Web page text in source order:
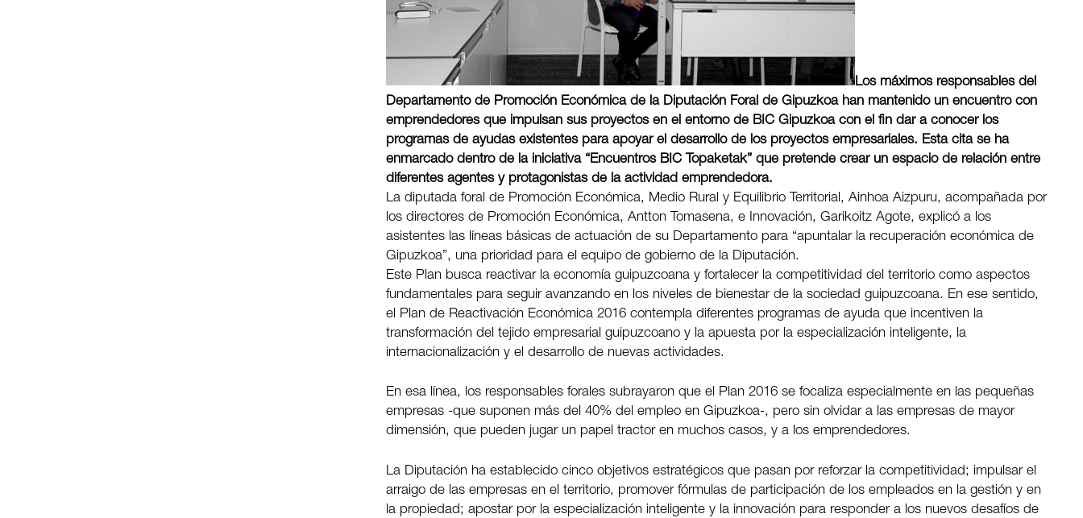
Los máximos responsables del
Departamento de Promoción Económica de la Diputación Foral de Gipuzkoa han mantenido un encuentro con
emprendedores que impulsan sus proyectos en el entorno de BIC Gipuzkoa con el fin dar a conocer los
programas de ayudas existentes para apoyar el desarrollo de los proyectos empresariales. Esta cita se ha
enmarcado dentro de la iniciativa “Encuentros BIC Topaketak” que pretende crear un espacio de relación entre
diferentes agentes y protagonistas de la actividad emprendedora.
La diputada foral de Promoción Económica, Medio Rural y Equilibrio Territorial, Ainhoa Aizpuru, acompañada por
los directores de Promoción Económica, Antton Tomasena, e Innovación, Garikoitz Agote, explicó a los
asistentes las líneas básicas de actuación de su Departamento para “apuntalar la recuperación económica de
Gipuzkoa”, una prioridad para el equipo de gobierno de la Diputación.
Este Plan busca reactivar la economía guipuzcoana y fortalecer la competitividad del territorio como aspectos
fundamentales para seguir avanzando en los niveles de bienestar de la sociedad guipuzcoana. En ese sentido,
el Plan de Reactivación Económica 2016 contempla diferentes programas de ayuda que incentiven la
transformación del tejido empresarial guipuzcoano y la apuesta por la especialización inteligente, la
internacionalización y el desarrollo de nuevas actividades.
En esa línea, los responsables forales subrayaron que el Plan 2016 se focaliza especialmente en las pequeñas
empresas -que suponen más del 40% del empleo en Gipuzkoa-, pero sin olvidar a las empresas de mayor
dimensión, que pueden jugar un papel tractor en muchos casos, y a los emprendedores.
La Diputación ha establecido cinco objetivos estratégicos que pasan por reforzar la competitividad; impulsar el
arraigo de las empresas en el territorio, promover fórmulas de participación de los empleados en la gestión y en
la propiedad; apostar por la especialización inteligente y la innovación para responder a los nuevos desafíos de